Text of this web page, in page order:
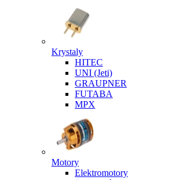
Krystaly
HITEC
UNI (Jeti)
GRAUPNER
FUTABA
MPX
Motory
Elektromotory